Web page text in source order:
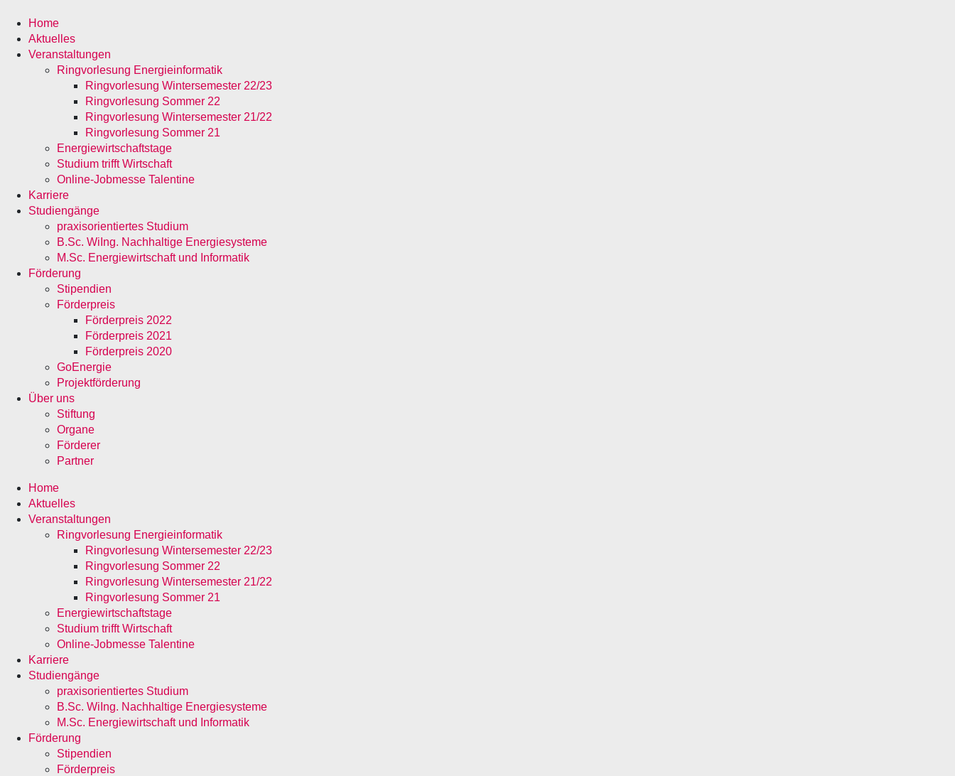
Home
Aktuelles
Veranstaltungen
Ringvorlesung Energieinformatik
Ringvorlesung Wintersemester 22/23
Ringvorlesung Sommer 22
Ringvorlesung Wintersemester 21/22
Ringvorlesung Sommer 21
Energiewirtschaftstage
Studium trifft Wirtschaft
Online-Jobmesse Talentine
Karriere
Studiengänge
praxisorientiertes Studium
B.Sc. WiIng. Nachhaltige Energiesysteme
M.Sc. Energiewirtschaft und Informatik
Förderung
Stipendien
Förderpreis
Förderpreis 2022
Förderpreis 2021
Förderpreis 2020
GoEnergie
Projektförderung
Über uns
Stiftung
Organe
Förderer
Partner
Home
Aktuelles
Veranstaltungen
Ringvorlesung Energieinformatik
Ringvorlesung Wintersemester 22/23
Ringvorlesung Sommer 22
Ringvorlesung Wintersemester 21/22
Ringvorlesung Sommer 21
Energiewirtschaftstage
Studium trifft Wirtschaft
Online-Jobmesse Talentine
Karriere
Studiengänge
praxisorientiertes Studium
B.Sc. WiIng. Nachhaltige Energiesysteme
M.Sc. Energiewirtschaft und Informatik
Förderung
Stipendien
Förderpreis